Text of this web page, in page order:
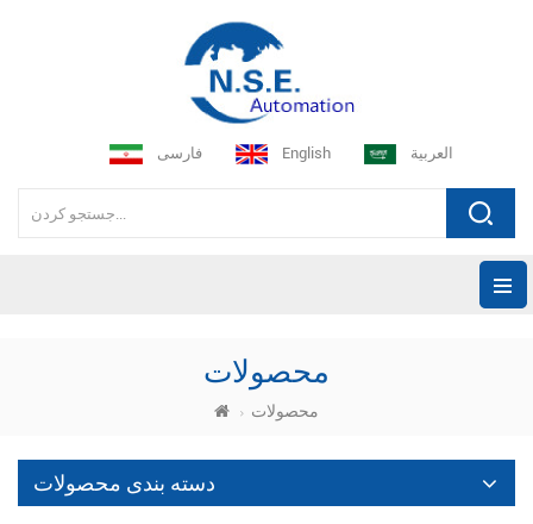
فارسی English العربية
محصولات
محصولات
دسته بندی محصولات